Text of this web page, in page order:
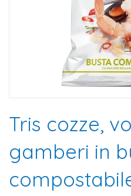
Tris cozze,
gamberi in